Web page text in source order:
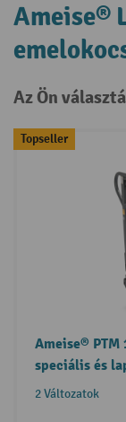
Ameise®
Az Ön
Topseller
Ameise®
speciális és
2 Változatok